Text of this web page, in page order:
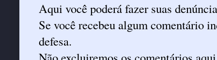
Aqui você poderá fazer suas
Se você recebeu algum comentário
defesa.